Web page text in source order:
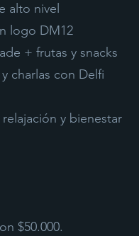
alto nivel
logo DM12
+ frutas y snacks
charlas con Delfi
y bienestar
$50.000.